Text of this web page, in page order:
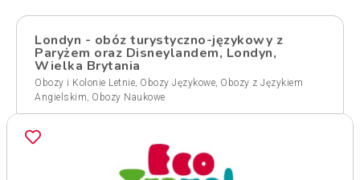
Londyn - obóz turystyczno-językowy z
Paryżem oraz Disneylandem, Londyn,
Wielka Brytania
Obozy i Kolonie Letnie, Obozy Językowe, Obozy z Językiem
Angielskim, Obozy Naukowe